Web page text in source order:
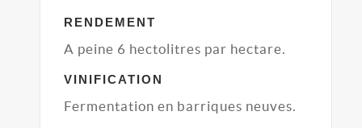
RENDEMENT
A peine 6 hectolitres par hectare.
VINIFICATION
Fermentation en barriques neuves.